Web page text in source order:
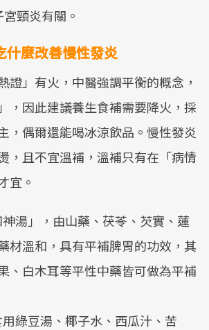
頸炎有關。
什麼改善慢性發炎
證」有火，中醫強調平衡的概念，
，因此建議養生食補需要降火，採
，偶爾還能喝冰涼飲品。慢性發炎
，且不宜溫補，溫補只有在「病情
宜。
湯」，由山藥、茯苓、芡實、蓮
材溫和，具有平補脾胃的功效，其
、白木耳等平性中藥皆可做為平補
綠豆湯、椰子水、西瓜汁、苦